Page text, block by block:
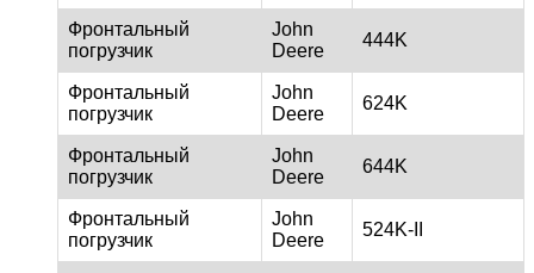
Фронтальный
погрузчик
John
Deere
444K
Фронтальный
погрузчик
John
Deere
624K
Фронтальный
погрузчик
John
Deere
644K
Фронтальный
погрузчик
John
Deere
524K-II